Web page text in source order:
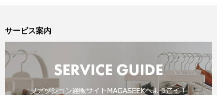
サービス案内